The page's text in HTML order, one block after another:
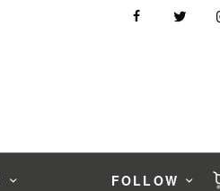
FOLLOW